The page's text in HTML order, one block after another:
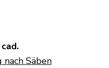
cad.
nach Säben